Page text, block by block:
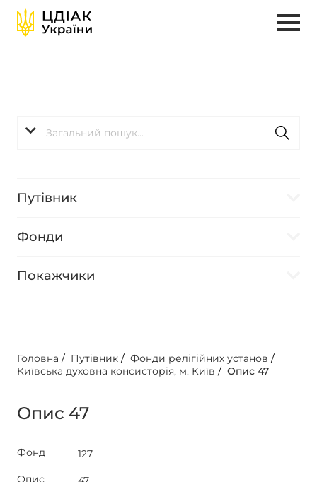
Путівник
Фонди
Покажчики
Головна / Путівник / Фонди релігійних установ /
Київська духовна консисторія, м. Київ / Опис 47
Опис 47
Фонд
127
Опис